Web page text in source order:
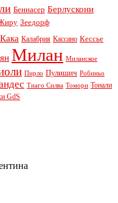
Беннасер Берлускони
Зеедорф
Кака Калабрия Кассано Кессье
Милан Миланское
Пирло Пулишич Робиньо
Тиаго Силва Томори Тонали
GdS